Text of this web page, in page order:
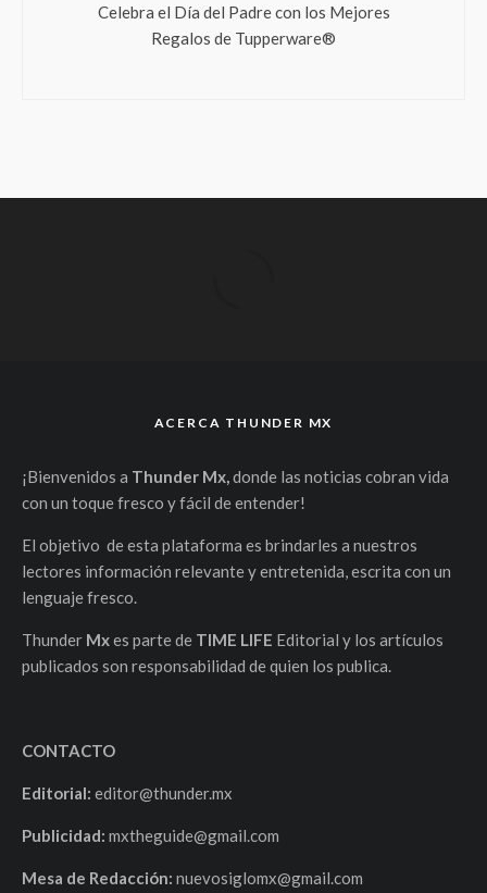
Celebra el Día del Padre con los Mejores
Regalos de Tupperware®
ACERCA THUNDER MX
¡Bienvenidos a Thunder Mx,donde las noticias cobran vida
con un toque fresco y fácil de entender!
El objetivo de esta plataforma es brindarles a nuestros
lectores información relevante y entretenida, escrita con un
lenguaje fresco.
Thunder Mxes parte de TIME LIFE Editorial y los artículos
publicados son responsabilidad de quien los publica.
CONTACTO
Editorial: editor@thunder.mx
Publicidad: mxtheguide@gmail.com
Mesa de Redacción: nuevosiglomx@gmail.com